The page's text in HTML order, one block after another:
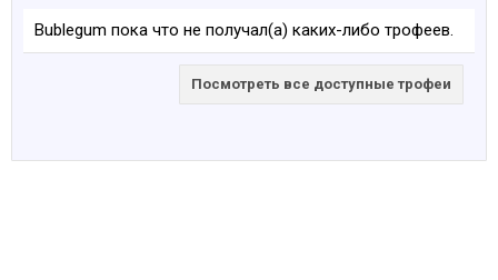
Bublegum пока что не получал(а) каких-либо трофеев.
Посмотреть все доступные трофеи